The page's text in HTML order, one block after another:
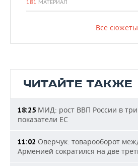
181 МАТЕРИАЛ
Все сюжеты
ЧИТАЙТЕ ТАКЖЕ
18:25 МИД: рост ВВП России в
показатели ЕС
11:02 Оверчук: товарооборот
Арменией сократился на две